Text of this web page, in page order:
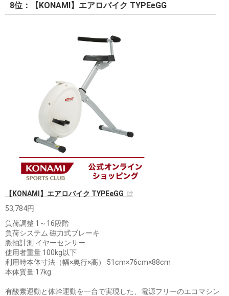
8位：【KONAMI】エアロバイク TYPEeGG
【KONAMI】エアロバイク TYPEeGG
53,784円
負荷調整 1～16段階
負荷システム 磁力式ブレーキ
脈拍計測 イヤーセンサー
使用者重量 100kg以下
利用時本体寸法（幅×奥行×高） 51cm×76cm×88cm
本体質量 17kg
有酸素運動と体幹運動を一台で実現した、電源フリーのエコマシン